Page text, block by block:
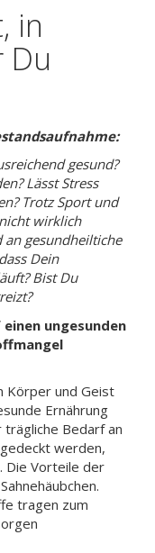
in
Du
gesund?
Lässt Stress
Trotz Sport und
wirklich
an gesundheiltiche
Dein
Bist Du
ungesunden
Körper und Geist
Ernährung
Bedarf an
werden,
Die Vorteile der
tragen zum